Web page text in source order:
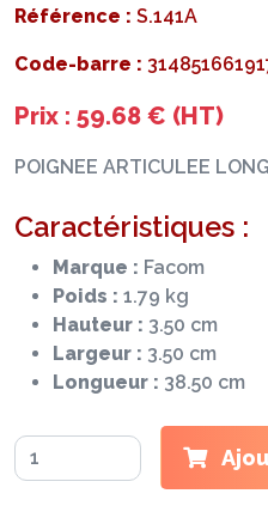
Référence : S.141A
Code-barre :
Prix : 59.68 € (HT)
POIGNEE ARTICULEE
Caractéristiques :
Marque : Facom
Poids : 1.79 kg
Hauteur : 3.50 cm
Largeur : 3.50 cm
Longueur : 38.50 cm